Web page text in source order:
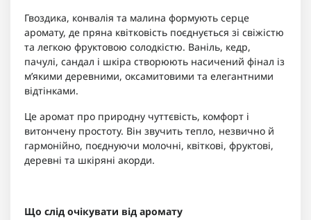
Гвоздика, конвалія та малина формують серце
аромату, де пряна квітковість поєднується зі свіжістю
та легкою фруктовою солодкістю. Ваніль, кедр,
пачулі, сандал і шкіра створюють насичений фінал із
м’якими деревними, оксамитовими та елегантними
відтінками.
Це аромат про природну чуттєвість, комфорт і
витончену простоту. Він звучить тепло, незвично й
гармонійно, поєднуючи молочні, квіткові, фруктові,
деревні та шкіряні акорди.
Що слід очікувати від аромату